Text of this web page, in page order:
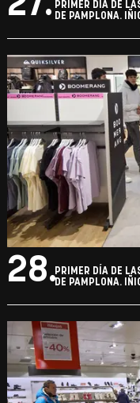
PRIMER DÍA DE
DE PAMPLONA.
28.PRIMER DÍA DE
DE PAMPLONA.